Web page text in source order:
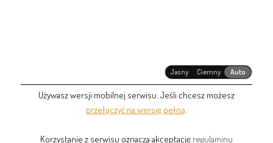
Jasny Ciemny Auto
Używasz wersji mobilnej serwisu. Jeśli chcesz możesz
przełączyć na wersję pełną
Korzystanie z serwisu oznacza akceptację regulaminu